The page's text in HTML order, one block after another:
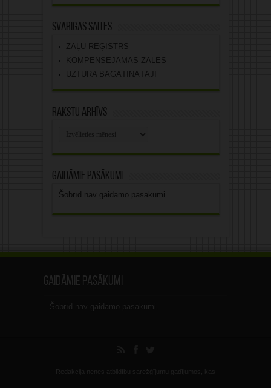
Svarīgas saites
ZĀĻU REĢISTRS
KOMPENSĒJAMĀS ZĀLES
UZTURA BAGĀTINĀTĀJI
Rakstu arhīvs
Gaidāmie pasākumi
Šobrīd nav gaidāmo pasākumi.
Gaidāmie pasākumi
Šobrīd nav gaidāmo pasākumi.
Redakcija nenes atbildību sarežģījumu gadījumos, kas